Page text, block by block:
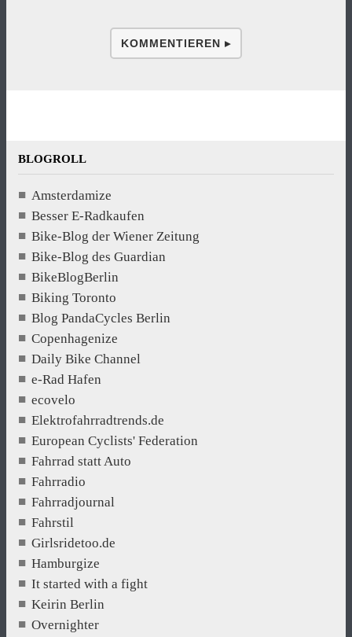
KOMMENTIEREN ▸
BLOGROLL
Amsterdamize
Besser E-Radkaufen
Bike-Blog der Wiener Zeitung
Bike-Blog des Guardian
BikeBlogBerlin
Biking Toronto
Blog PandaCycles Berlin
Copenhagenize
Daily Bike Channel
e-Rad Hafen
ecovelo
Elektrofahrradtrends.de
European Cyclists' Federation
Fahrrad statt Auto
Fahrradio
Fahrradjournal
Fahrstil
Girlsridetoo.de
Hamburgize
It started with a fight
Keirin Berlin
Overnighter